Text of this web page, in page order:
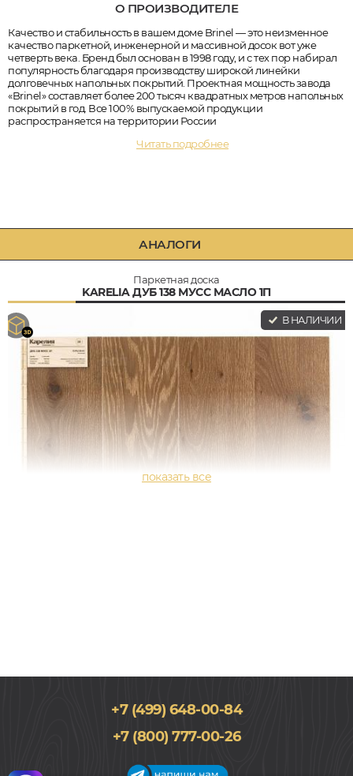
О ПРОИЗВОДИТЕЛЕ
Качество и стабильность в вашем доме Brinel — это неизменное
качество паркетной, инженерной и массивной досок вот уже
четверть века. Бренд был основан в 1998 году, и с тех пор набирал
популярность благодаря производству широкой линейки
долговечных напольных покрытий. Проектная мощность завода
«Brinel» составляет более 200 тысяч квадратных метров напольных
покрытий в год. Все 100% выпускаемой продукции
распространяется на территории России
Читать подробнее
АНАЛОГИ
Паркетная доска
KARELIA ДУБ 138 МУСС МАСЛО 1П
В НАЛИЧИИ
138x2000, 14мм
Дуб, Однополосный, Масло, Винтаж
+7 (499) 648-00-84
+7 (800) 777-00-26